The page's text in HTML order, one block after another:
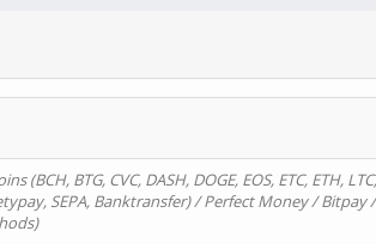
(BCH, BTG, CVC, DASH, DOGE, EOS, ETC, ETH,
SEPA, Banktransfer) / Perfect Money / Bitpay